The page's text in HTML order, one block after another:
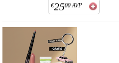
€2500 AVP